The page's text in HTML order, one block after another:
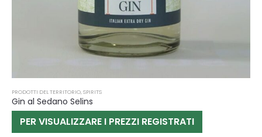
PRODOTTI DEL TERRITORIO, SPIRITS
Gin al Sedano Selins
PER VISUALIZZARE I PREZZI REGISTRATI